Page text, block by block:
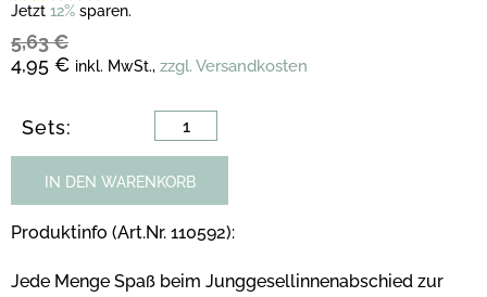
Jetzt 12% sparen.
5,63 €
4,95 € inkl. MwSt., zzgl. Versandkosten
Sets:
IN DEN WARENKORB
Produktinfo (Art.Nr. 110592):
Jede Menge Spaß beim Junggesellinnenabschied zur